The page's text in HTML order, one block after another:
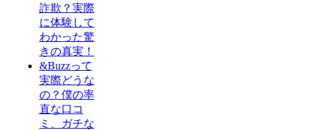
詐欺？実際
に体験して
わかった驚
きの真実！
&Buzzって
実際どうな
の？僕の率
直な口コ
ミ、ガチな